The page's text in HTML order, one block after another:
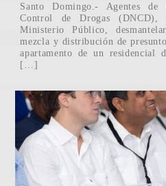
Santo Domingo.- Agentes
Control de Drogas
Ministerio Público,
mezcla y distribución de
apartamento de un residencial
[…]